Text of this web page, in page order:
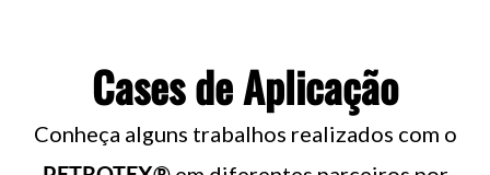
Cases de Aplicação
Conheça alguns trabalhos realizados com o